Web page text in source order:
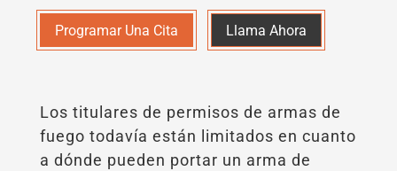
Programar Una Cita Llama Ahora
Los titulares de permisos de armas de
fuego todavía están limitados en cuanto
a dónde pueden portar un arma de